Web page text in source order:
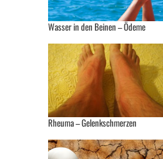
Wasser in den Beinen – Ödeme
Rheuma – Gelenkschmerzen